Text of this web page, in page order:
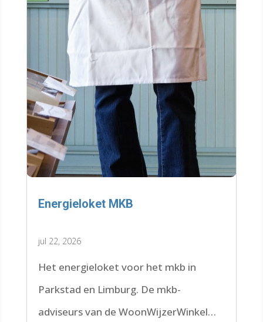
Energieloket MKB
jul 22, 2026
Het energieloket voor het mkb in
Parkstad en Limburg. De mkb-
adviseurs van de WoonWijzerWinkel